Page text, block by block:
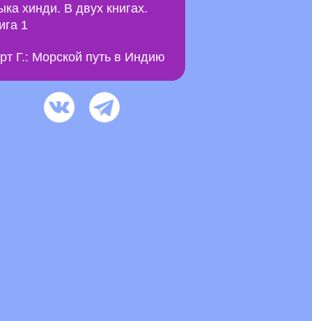
хинди. В двух книгах.
1
Г.: Морской путь в Индию